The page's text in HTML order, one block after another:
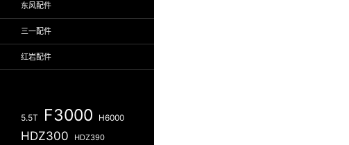
东风配件
三一配件
红岩配件
5.5T F3000 H6000
HDZ300 HDZ390